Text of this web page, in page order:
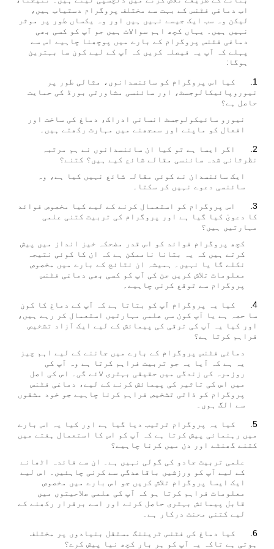
اب دماغی فٹنس کے بہت سے مختلف پروگرام دستیاب ہیں،
لیکن وہ سب ایک جیسے نہیں ہیں اور وہ یکساں طور پر موثر
نہیں ہیں۔ یہاں کچھ اہم سوالات ہیں جو آپ کو کسی بھی
دماغی فٹنس پروگرام کے بارے میں پوچھنا چاہیے اس سے
پہلے کہ آپ یہ فیصلہ کریں کہ آپ کے لیے کون سا بہترین
ہوگا:
کیا اس پروگرام کو سائنسدانوں، مثالی طور پر
نیوروپائیکالوجسٹ، اور سائنسی مشاورتی بورڈ کی حمایت
حاصل ہے؟
نیورو سائیکولوجسٹ انسانی ادراک، دماغ کی ساخت اور
افعال کو ماپنے اور سمجھنے میں مہارت رکھتے ہیں۔
اگر ایسا ہے تو کیا ان سائنسدانوں نے ہم مرتبہ
نظرثانی شدہ سائنسی مقالے شائع کیے ہیں؟ کتنے؟
ایک سائنسدان نے کوئی مقالہ شائع نہیں کیا ہے، وہ
سائنسی دعوے نہیں کر سکتا۔
اس پروگرام کو استعمال کرنے کے لیے کیا مخصوص فوائد
کا دعویٰ کیا گیا ہے اور پروگرام کی تربیت کتنی علمی
مہارتیں ہیں؟
کچھ پروگرام فوائد کو اس قدر مضحکہ خیز انداز میں پیش
کرتے ہیں کہ یہ بتانا ناممکن ہے کہ ان کا کوئی نتیجہ
نکلے گا یا نہیں۔ ہمیشہ ان نتائج کے بارے میں مخصوص
معلومات تلاش کریں جن کی آپ کو کسی بھی دماغی فٹنس
پروگرام سے توقع کرنی چاہیے۔
کیا یہ پروگرام آپ کو بتاتا ہے کہ آپ کے دماغ کا کون
سا حصہ ہے یا آپ کون سی علمی مہارتیں استعمال کر رہے ہیں،
اور کیا یہ آپ کی ترقی کی پیمائش کے لیے ایک آزاد تشخیص
فراہم کرتا ہے؟
دماغی فٹنس پروگرام کے بارے میں جاننے کے لیے اہم چیز
یہ ہے کہ آیا یہ جو تربیت فراہم کرتا ہے وہ آپ کی
روزمرہ کی زندگی میں حقیقی بہتری لائے گی۔ اس کی اصل
میں اس کی تاثیر کی پیمائش کرنے کے لیے، دماغی فٹنس
پروگرام کو ذاتی تشخیص فراہم کرنا چاہیے جو خود مشقوں
سے الگ ہوں۔
کیا یہ پروگرام ترتیب دیا گیا ہے اور کیا یہ اس بارے
میں رہنمائی پیش کرتا ہے کہ آپ کو اس کا استعمال ہفتے میں
کتنے گھنٹے اور دن میں کرنا چاہیے؟
علمی تربیت جادو کی گولی نہیں ہے۔ ان سے فائدہ اٹھانے
کے لیے آپ کو ورزشیں باقاعدگی سے کرنی چاہئیں۔ اس لیے
ایک ایسا پروگرام تلاش کریں جو اس بارے میں مخصوص
معلومات فراہم کرتا ہو کہ آپ کی علمی صلاحیتوں میں
قابل پیمائش بہتری حاصل کرنے اور اسے برقرار رکھنے کے
لیے کتنی محنت درکار ہے۔
کیا دماغ کی فٹنس ٹریننگ مستقل بنیادوں پر مختلف
ہوتی ہے تاکہ یہ آپ کو ہر بار کچھ نیا پیش کرے؟